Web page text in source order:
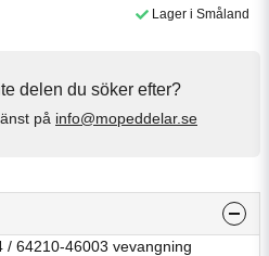
Lager i Småland
delen du söker efter?
på info@mopeddelar.se
64210-46003 vevangning